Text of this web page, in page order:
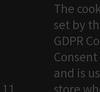
The
set by
GDPR
and is